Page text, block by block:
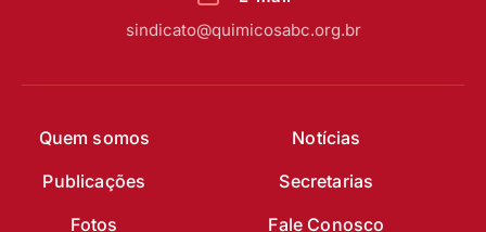
Quem somos
Notícias
Publicações
Secretarias
Fotos
Fale Conosco
sindicato@quimicosabc.org.br